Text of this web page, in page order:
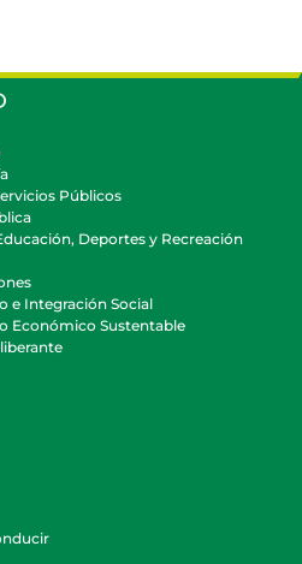
Públicos
Deportes y Recreación
e Integración Social
Económico Sustentable